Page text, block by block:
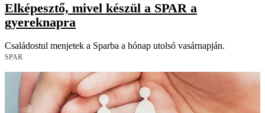
Elképesztő, mivel készül a SPAR a
gyereknapra
Családostul menjetek a Sparba a hónap utolsó vasárnapján.
SPAR